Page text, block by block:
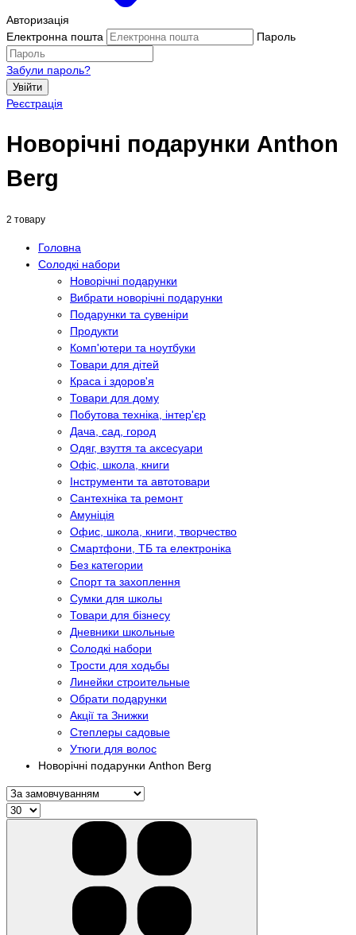
Авторизація
Електронна пошта
Пароль
Забули пароль?
Увійти
Реєстрація
Новорічні подарунки Anthon
Berg
2 товару
Головна
Солодкі набори
Новорічні подарунки
Вибрати новорічні подарунки
Подарунки та сувеніри
Продукти
Комп'ютери та ноутбуки
Товари для дітей
Краса і здоров'я
Товари для дому
Побутова техніка, інтер'єр
Дача, сад, город
Одяг, взуття та аксесуари
Офіс, школа, книги
Інструменти та автотовари
Сантехніка та ремонт
Амуніція
Офис, школа, книги, творчество
Смартфони, ТБ та електроніка
Без категории
Спорт та захоплення
Сумки для школы
Товари для бізнесу
Дневники школьные
Солодкі набори
Трости для ходьбы
Линейки строительные
Обрати подарунки
Акції та Знижки
Степлеры садовые
Утюги для волос
Новорічні подарунки Anthon Berg